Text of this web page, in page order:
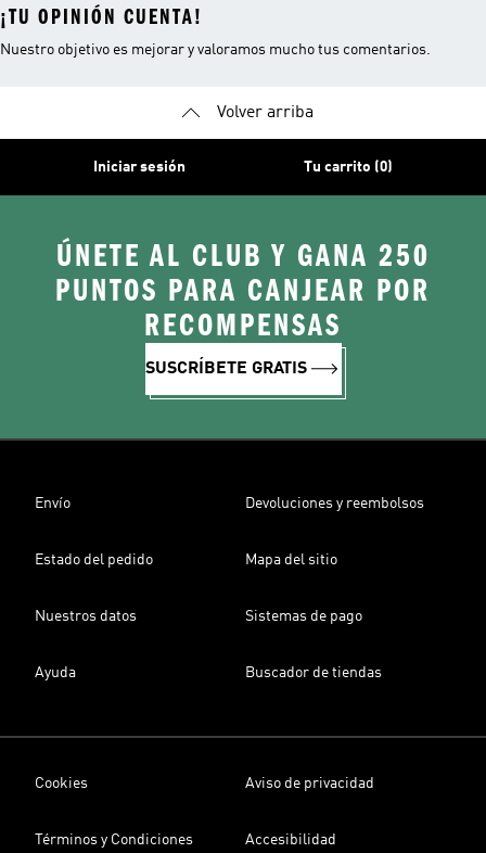
¡TU OPINIÓN CUENTA!
Nuestro objetivo es mejorar y valoramos mucho tus comentarios.
Volver arriba
Iniciar sesión Tu carrito (0)
ÚNETE AL CLUB Y GANA 250
PUNTOS PARA CANJEAR POR
RECOMPENSAS
SUSCRÍBETE GRATIS
Envío Devoluciones y reembolsos
Estado del pedido Mapa del sitio
Nuestros datos Sistemas de pago
Ayuda Buscador de tiendas
Cookies Aviso de privacidad
Términos y Condiciones Accesibilidad